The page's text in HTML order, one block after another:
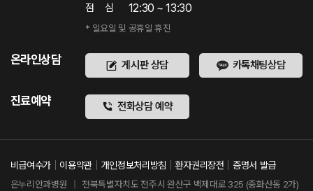
점 심 12:30 ~ 13:30
* 일요일 및 공휴일 휴진
온라인상담 게시판 상담 카톡채팅상담
진료예약 전화상담 예약
비급여수가 이용약관 개인정보처리방침 환자권리장전
증명서 발급
온누리안과병원
|
전북특별자치도 전주시 완산구 백제대로 325 (중화산동 2가)